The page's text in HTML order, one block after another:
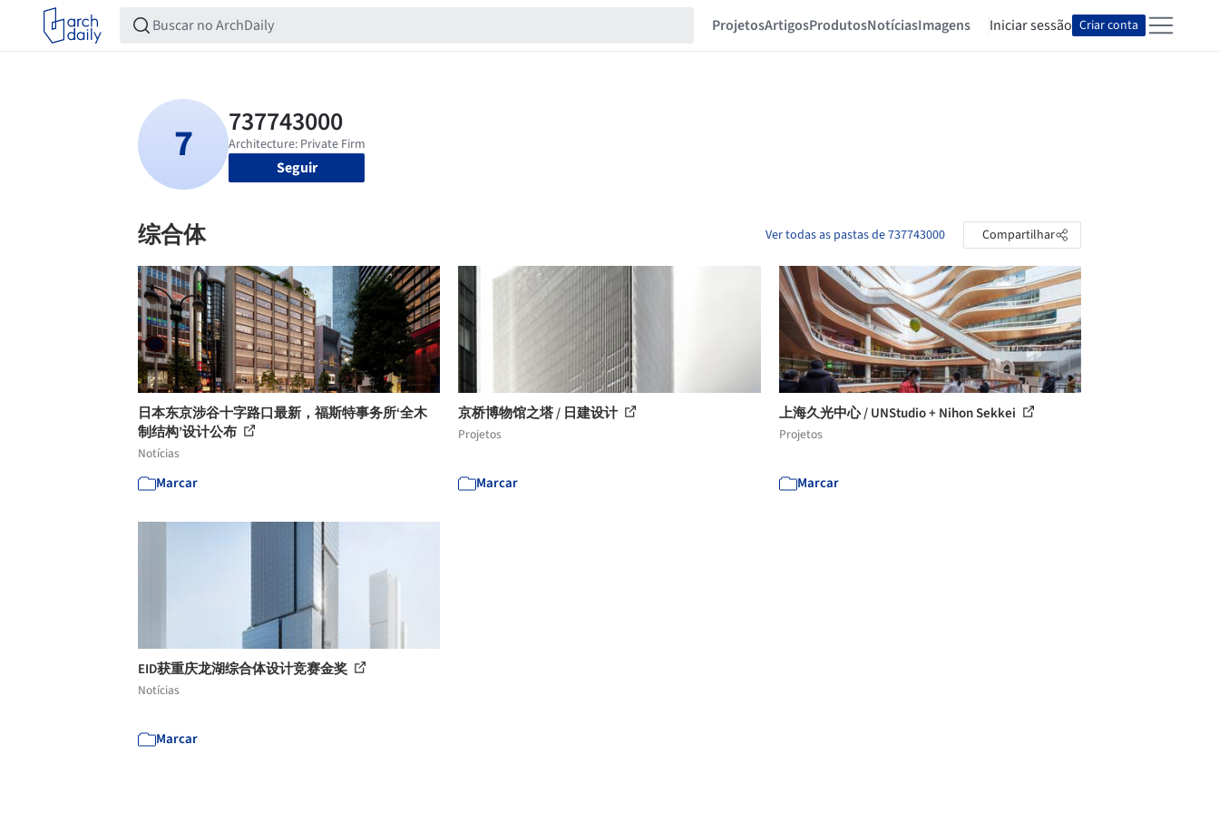
ProjetosArtigosProdutosNotíciasImagens Iniciar sessão Criar conta
Seguir
综合体 Ver todas as pastas de 737743000 Compartilhar
日本东京涉谷十字路口最新，福斯特事务所‘全木
制结构’设计公布
Notícias
Marcar
京桥博物馆之塔 / 日建设计
Projetos
Marcar
上海久光中心 / UNStudio + Nihon Sekkei
Projetos
Marcar
EID获重庆龙湖综合体设计竞赛金奖
Notícias
Marcar